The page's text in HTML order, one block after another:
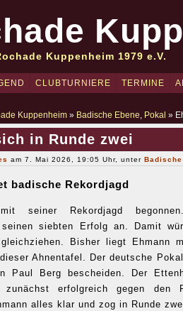
Kuppenheim 1979 e.V.
CLUBTURNIERE TERMINE
Kuppenheim» Badische Ebene, Pokal »
in Runde zwei
am 7. Mai 2026, 19:05 Uhr, unter Badische
badische Rekordjagd
seiner Rekordjagd
siebten Erfolg an. Damit
Bisher liegt Ehmann
Ahnentafel. Der deutsche
Paul Berg bescheiden. Der
zunächst erfolgreich gegen
alles klar und zog in Runde